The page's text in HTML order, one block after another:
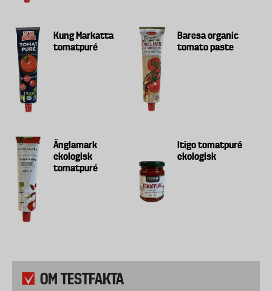
Kung Markatta
tomatpuré
Baresa organic
tomato paste
Änglamark
ekologisk
tomatpuré
Itigo tomatpuré
ekologisk
OM TESTFAKTA